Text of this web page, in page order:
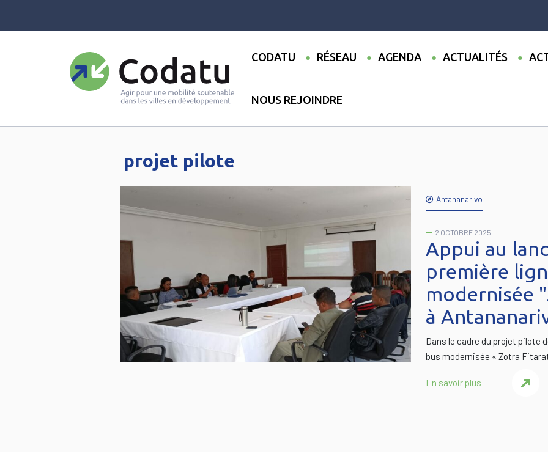
CODATU RÉSEAU AGENDA ACTUALITÉS
NOUS REJOINDRE
projet pilote
Antananarivo
2 OCTOBRE 2025
Appui au
première
modernisée
à
Dans le cadre du projet pilote
bus modernisée « Zotra
En savoir plus